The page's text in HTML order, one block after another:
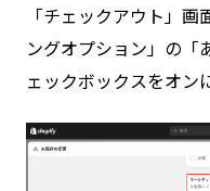
「チェックアウト」
ングオプション」の「
ェックボックスをオン